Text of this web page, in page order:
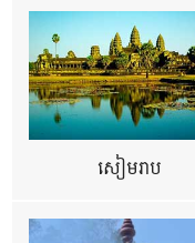
សៀមរាប